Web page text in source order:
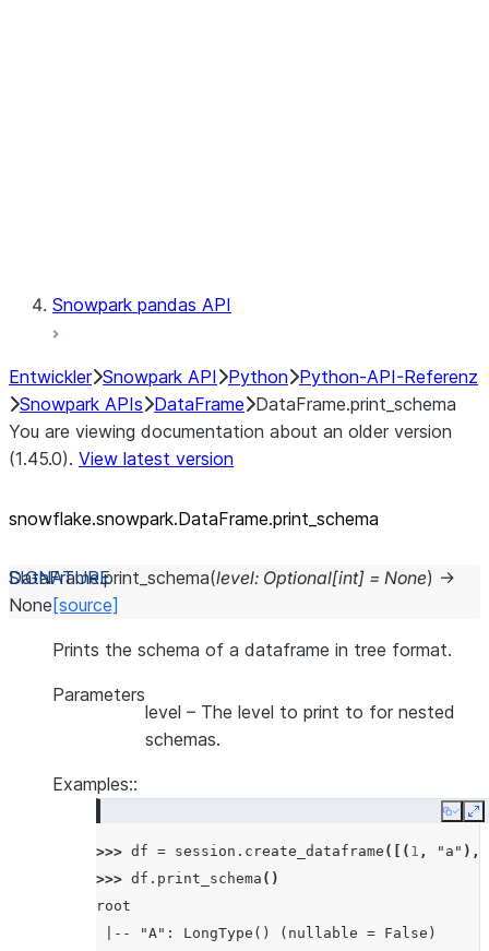
Snowpark pandas API
Entwickler Snowpark API Python Python-API-Referenz
Snowpark APIs DataFrame DataFrame.print_schema
You are viewing documentation about an older version
(1.45.0). View latest version
snowflake.snowpark.DataFrame.print_ schema
DataFrame.print_schema(level: Optional[int] = None) →
None [source]
Prints the schema of a dataframe in tree format.
Parameters
level – The level to print to for nested
schemas.
Examples::
Copy
>>> df = session . create_dataframe ([( 1 , "a" ),
>>> df . print_schema ()
root
|-- "A": LongType() (nullable = False)